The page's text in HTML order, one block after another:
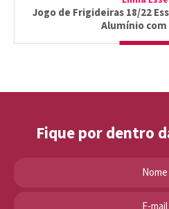
Jogo de Frigideiras 18/22
Alumínio com
Fique por dentro